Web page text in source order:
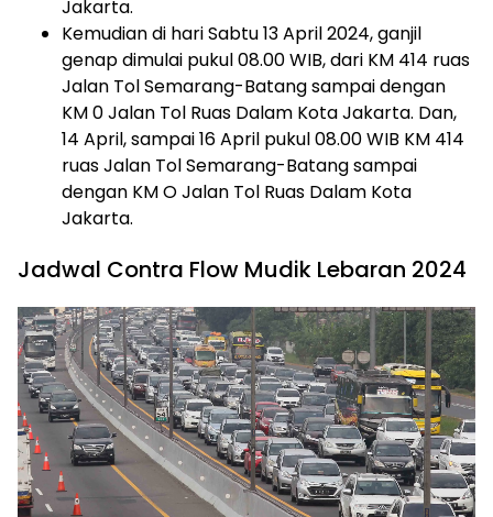
Jakarta.
Kemudian di hari Sabtu 13 April 2024, ganjil
genap dimulai pukul 08.00 WIB, dari KM 414 ruas
Jalan Tol Semarang-Batang sampai dengan
KM 0 Jalan Tol Ruas Dalam Kota Jakarta. Dan,
14 April, sampai 16 April pukul 08.00 WIB KM 414
ruas Jalan Tol Semarang-Batang sampai
dengan KM O Jalan Tol Ruas Dalam Kota
Jakarta.
Jadwal Contra Flow Mudik Lebaran 2024